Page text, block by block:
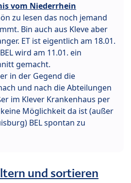
vom Niederrhein
zu lesen das noch jemand
Bin auch aus Kleve aber
ET ist eigentlich am 18.01.
wird am 11.01. ein
gemacht.
in der Gegend die
und nach die Abteilungen
im Klever Krankenhaus per
Möglichkeit da ist (außer
BEL spontan zu
und sortieren